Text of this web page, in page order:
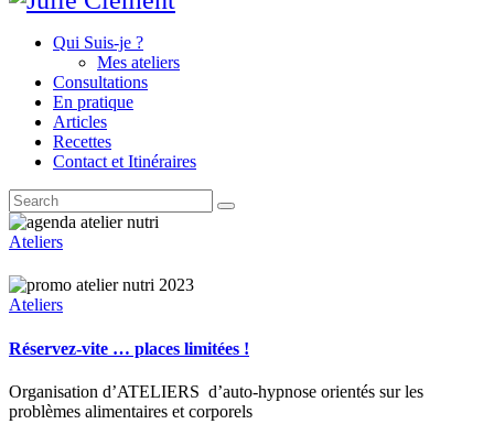
Qui Suis-je ?
Mes ateliers
Consultations
En pratique
Articles
Recettes
Contact et Itinéraires
Ateliers
Ateliers
Réservez-vite … places limitées !
Organisation d’ATELIERS d’auto-hypnose orientés sur les
problèmes alimentaires et corporels